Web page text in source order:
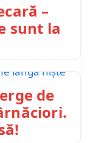
–
sunt la
de